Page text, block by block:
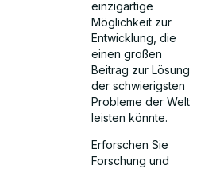
einzigartige
Möglichkeit zur
Entwicklung, die
einen großen
Beitrag zur Lösung
der schwierigsten
Probleme der Welt
leisten könnte.
Erforschen Sie
Forschung und